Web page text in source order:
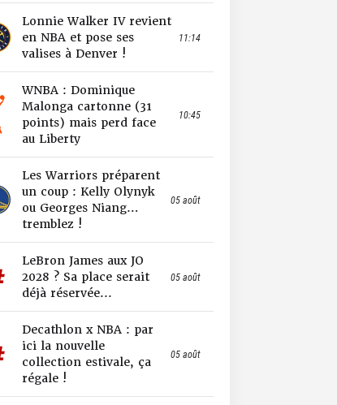
Lonnie Walker IV revient
en NBA et pose ses
valises à Denver !
11:14
WNBA : Dominique
Malonga cartonne (31
points) mais perd face
au Liberty
10:45
Les Warriors préparent
un coup : Kelly Olynyk
ou Georges Niang…
tremblez !
05 août
LeBron James aux JO
2028 ? Sa place serait
déjà réservée...
05 août
Decathlon x NBA : par
ici la nouvelle
collection estivale, ça
régale !
05 août